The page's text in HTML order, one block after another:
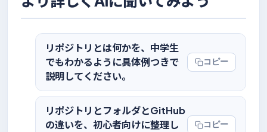
リポジトリとは何かを、中学生
でもわかるように具体例つきで
説明してください。
コピー
リポジトリとフォルダとGitHub
の違いを、初心者向けに整理し
コピー